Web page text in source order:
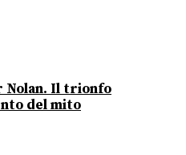
Nolan. Il trionfo
del mito